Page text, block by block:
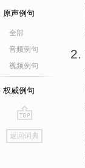
原声例句
全部
音频例句
视频例句
权威例句
go
top
返回词典